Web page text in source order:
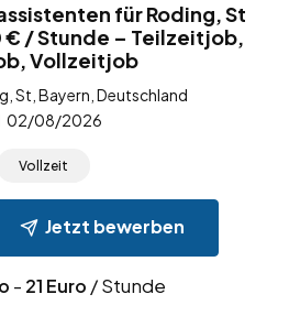
für Roding, St
/ Stunde – Teilzeitjob,
Vollzeitjob
St, Bayern, Deutschland
02/08/2026
Vollzeit
Jetzt bewerben
- 21 Euro / Stunde